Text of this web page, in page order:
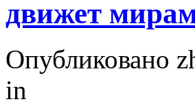
движет
Опубликовано
in